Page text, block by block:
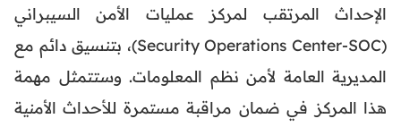
الإحداث المرتقب لمركز عمليات الأمن السيبراني
(Security Operations Center-SOC)، بتنسيق دائم مع
المديرية العامة لأمن نظم المعلومات. وستتمثل مهمة
هذا المركز في ضمان مراقبة مستمرة للأحداث الأمنية